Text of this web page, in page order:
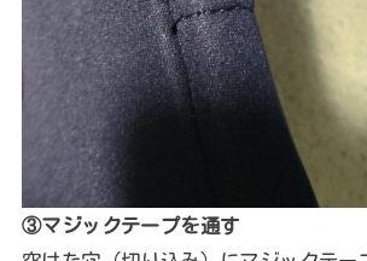
③マジックテープを通す